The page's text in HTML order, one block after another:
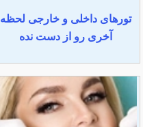
تورهای داخلی و خارجی لحظه
آخری رو از دست نده